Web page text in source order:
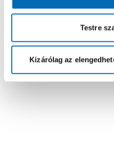
Testre
Kizárólag az